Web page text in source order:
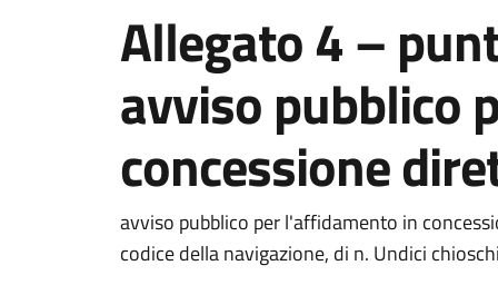
Allegato 4 –
avviso pubblico
concessione
Dettagli del
avviso pubblico per l'affidamento in
codice della navigazione, di n. Undici